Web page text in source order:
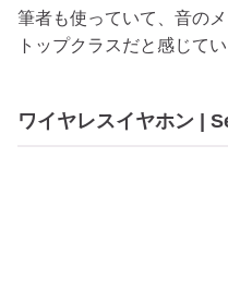
筆者も使っていて、音の
トップクラスだと感じてい
ワイヤレスイヤホン |